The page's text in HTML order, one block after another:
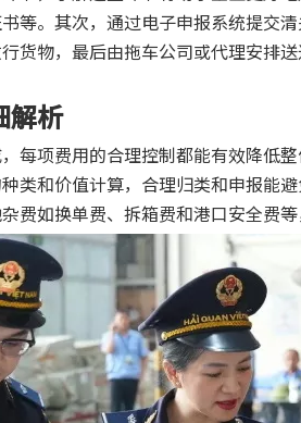
等。其次，通过电子申报系统提交
货物，最后由拖车公司或代理安排
解析
每项费用的合理控制都能有效降低
类和价值计算，合理归类和申报能
费如换单费、拆箱费和港口安全费